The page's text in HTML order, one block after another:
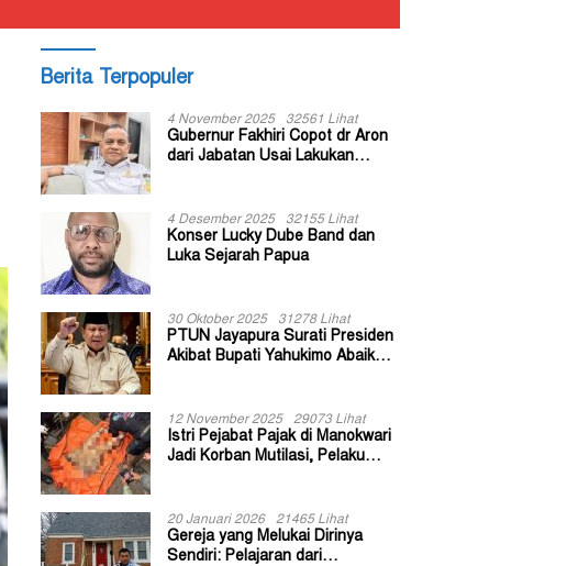
Berita Terpopuler
4 November 2025 32561 Lihat
Gubernur Fakhiri Copot dr Aron
dari Jabatan Usai Lakukan
4 Desember 2025 32155 Lihat
Konser Lucky Dube Band dan
Luka Sejarah Papua
30 Oktober 2025 31278 Lihat
PTUN Jayapura Surati Presiden
Akibat Bupati Yahukimo Abaikan
12 November 2025 29073 Lihat
Istri Pejabat Pajak di Manokwari
Jadi Korban Mutilasi, Pelaku
20 Januari 2026 21465 Lihat
Gereja yang Melukai Dirinya
Sendiri: Pelajaran dari